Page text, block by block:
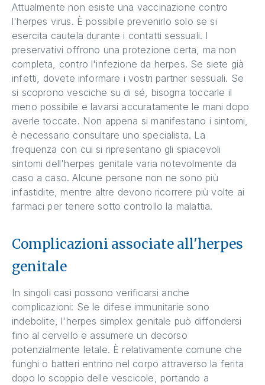
Attualmente non esiste una vaccinazione contro
l'herpes virus. È possibile prevenirlo solo se si
esercita cautela durante i contatti sessuali. I
preservativi offrono una protezione certa, ma non
completa, contro l'infezione da herpes. Se siete già
infetti, dovete informare i vostri partner sessuali. Se
si scoprono vesciche su di sé, bisogna toccarle il
meno possibile e lavarsi accuratamente le mani dopo
averle toccate. Non appena si manifestano i sintomi,
è necessario consultare uno specialista. La
frequenza con cui si ripresentano gli spiacevoli
sintomi dell'herpes genitale varia notevolmente da
caso a caso. Alcune persone non ne sono più
infastidite, mentre altre devono ricorrere più volte ai
farmaci per tenere sotto controllo la malattia.
Complicazioni associate all'herpes
genitale
In singoli casi possono verificarsi anche
complicazioni: Se le difese immunitarie sono
indebolite, l'herpes simplex genitale può diffondersi
fino al cervello e assumere un decorso
potenzialmente letale. È relativamente comune che
funghi o batteri entrino nel corpo attraverso la ferita
dopo lo scoppio delle vescicole, portando a